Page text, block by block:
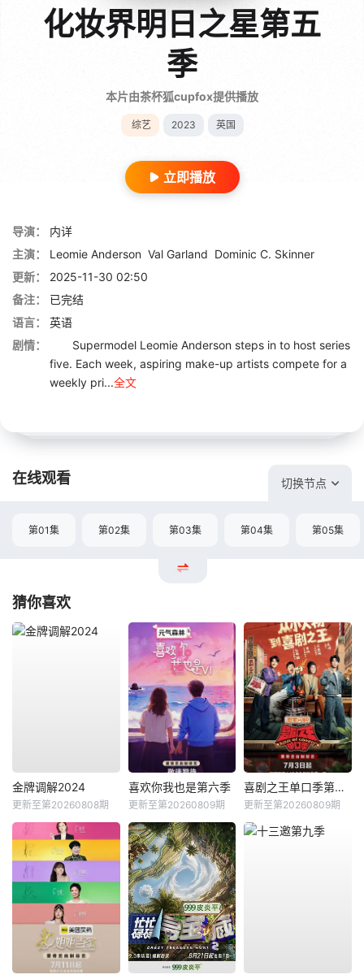
化妆界明日之星第五
季
本片由茶杯狐cupfox提供播放
综艺 2023 英国
立即播放
导演：
内详
主演：
Leomie Anderson Val Garland Dominic C. Skinner
更新：
2025-11-30 02:50
备注：
已完结
语言：
英语
剧情：
Supermodel Leomie Anderson steps in to host series
five. Each week, aspiring make-up artists compete for a
weekly pri...全文
在线观看 切换节点
第01集 第02集 第03集 第04集 第05集
猜你喜欢
金牌调解2024
更新至第20260808期
喜欢你我也是第六季
更新至第20260809期
喜剧之王单口季第三季
更新至第20260809期